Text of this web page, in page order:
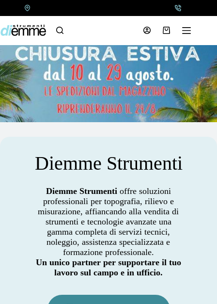
Carrello
Diemme Strumenti
Diemme Strumentioffre soluzioni
professionali per topografia, rilievo e
misurazione, affiancando alla vendita di
strumenti e tecnologie avanzate una
gamma completa di servizi tecnici,
noleggio, assistenza specializzata e
formazione professionale.
Un unico partner per supportare il tuo
lavoro sul campo e in ufficio.